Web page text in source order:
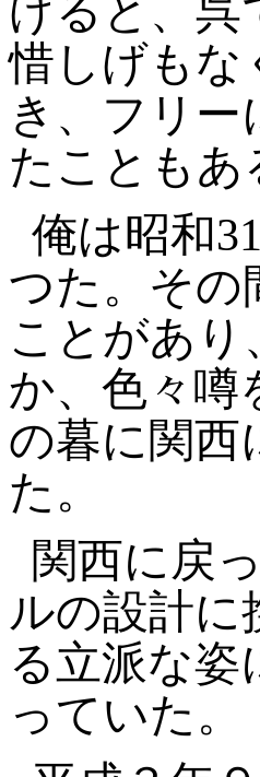
げると、呉
惜しげもな
き、フリ
たこともあ
俺は昭和
つた。その
ことがあ
か、色々噂
の暮に関西
た。
関西に戻
ルの設計に
る立派な
っていた。